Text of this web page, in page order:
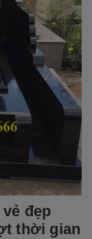
đẹp
thời gian